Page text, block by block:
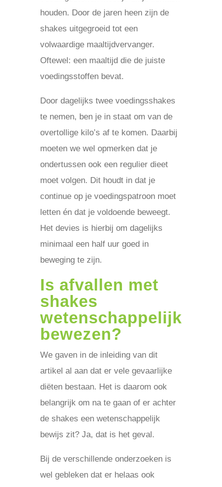
houden. Door de jaren heen zijn de
shakes uitgegroeid tot een
volwaardige maaltijdvervanger.
Oftewel: een maaltijd die de juiste
voedingsstoffen bevat.
Door dagelijks twee voedingsshakes
te nemen, ben je in staat om van de
overtollige kilo’s af te komen. Daarbij
moeten we wel opmerken dat je
ondertussen ook een regulier dieet
moet volgen. Dit houdt in dat je
continue op je voedingspatroon moet
letten én dat je voldoende beweegt.
Het devies is hierbij om dagelijks
minimaal een half uur goed in
beweging te zijn.
Is afvallen met
shakes
wetenschappelijk
bewezen?
We gaven in de inleiding van dit
artikel al aan dat er vele gevaarlijke
diëten bestaan. Het is daarom ook
belangrijk om na te gaan of er achter
de shakes een wetenschappelijk
bewijs zit? Ja, dat is het geval.
Bij de verschillende onderzoeken is
wel gebleken dat er helaas ook